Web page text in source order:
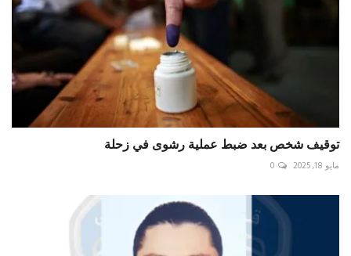
توقيف شخص بعد ضبط عملية رشوى في زحلة
مايو 18, 2025 0